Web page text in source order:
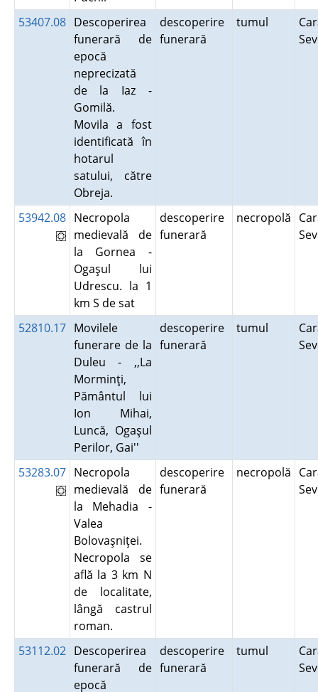
53407.08 Descoperirea
funerară de
epocă
neprecizată
de la Iaz -
Gomilă.
Movila a fost
identificată în
hotarul
satului, către
Obreja.
descoperire
funerară
tumul
53942.08 Necropola
medievală de
la Gornea -
Ogaşul lui
Udrescu. la 1
km S de sat
descoperire
funerară
necropolă
52810.17 Movilele
funerare de la
Duleu - ,,La
Morminţi,
Pământul lui
Ion Mihai,
Luncă, Ogaşul
Perilor, Gai''
descoperire
funerară
tumul
53283.07 Necropola
medievală de
la Mehadia -
Valea
Bolovaşniţei.
Necropola se
află la 3 km N
de localitate,
lângă castrul
roman.
descoperire
funerară
necropolă
53112.02 Descoperirea
funerară de
epocă
descoperire
funerară
tumul